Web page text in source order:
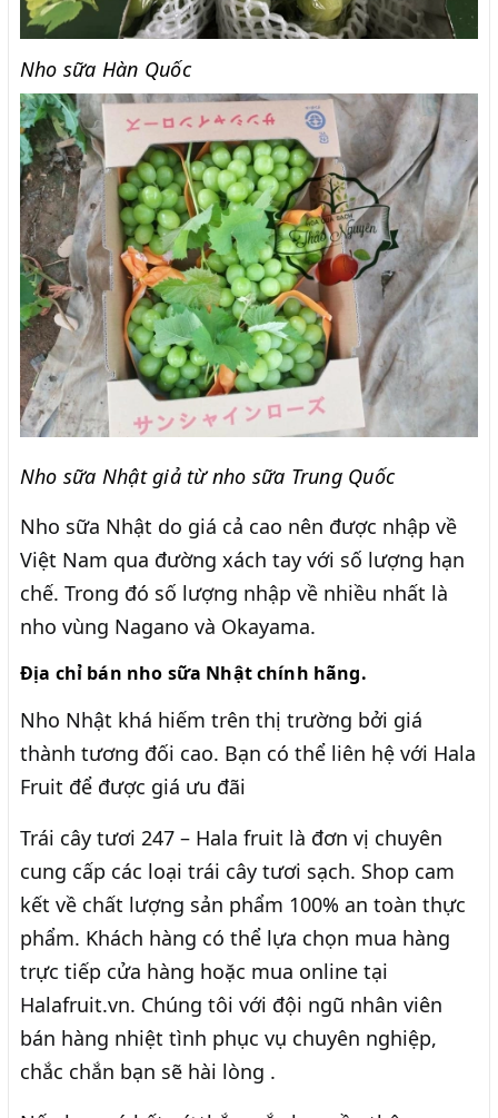
Nho sữa Hàn Quốc
Nho sữa Nhật giả từ nho sữa Trung Quốc
Nho sữa Nhật do giá cả cao nên được nhập về
Việt Nam qua đường xách tay với số lượng hạn
chế. Trong đó số lượng nhập về nhiều nhất là
nho vùng Nagano và Okayama.
Địa chỉ bán nho sữa Nhật chính hãng.
Nho Nhật khá hiếm trên thị trường bởi giá
thành tương đối cao. Bạn có thể liên hệ với Hala
Fruit để được giá ưu đãi
Trái cây tươi 247 – Hala fruit là đơn vị chuyên
cung cấp các loại trái cây tươi sạch. Shop cam
kết về chất lượng sản phẩm 100% an toàn thực
phẩm. Khách hàng có thể lựa chọn mua hàng
trực tiếp cửa hàng hoặc mua online tại
Halafruit.vn. Chúng tôi với đội ngũ nhân viên
bán hàng nhiệt tình phục vụ chuyên nghiệp,
chắc chắn bạn sẽ hài lòng .